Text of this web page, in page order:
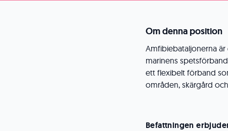
Om denna position
Amfibiebataljonerna är
marinens
ett flexibelt förband
områden, skärgård
Befattningen